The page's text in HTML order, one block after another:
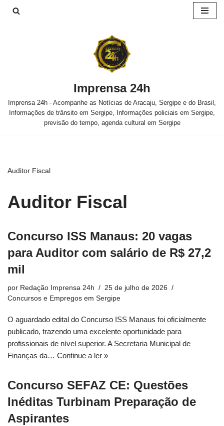
Imprensa 24h
Imprensa 24h - Acompanhe as Notícias de Aracaju, Sergipe e do Brasil,
Informações de trânsito em Sergipe, Informações policiais em Sergipe,
previsão do tempo, agenda cultural em Sergipe
Auditor Fiscal
Auditor Fiscal
Concurso ISS Manaus: 20 vagas
para Auditor com salário de R$ 27,2
mil
por Redação Imprensa 24h
25 de julho de 2026
Concursos e Empregos em Sergipe
O aguardado edital do Concurso ISS Manaus foi oficialmente
publicado, trazendo uma excelente oportunidade para
profissionais de nível superior. A Secretaria Municipal de
Finanças da… Continue a ler »
Concurso SEFAZ CE: Questões
Inéditas Turbinam Preparação de
Aspirantes